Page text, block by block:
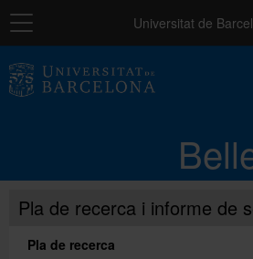
Navegació Universitat de
Estudis
Recerca
Pla de recerca i informe de
Pla de recerca